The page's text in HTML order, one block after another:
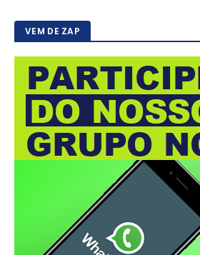
VEM DE ZAP